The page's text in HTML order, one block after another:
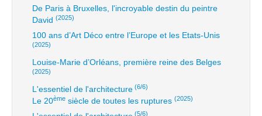
De Paris à Bruxelles, l'incroyable destin du peintre
David (2025)
100 ans d’Art Déco entre l’Europe et les Etats-Unis
(2025)
Louise-Marie d’Orléans, première reine des Belges
(2025)
L'essentiel de l'architecture (6/6)
Le 20ème siècle de toutes les ruptures (2025)
(5/6)